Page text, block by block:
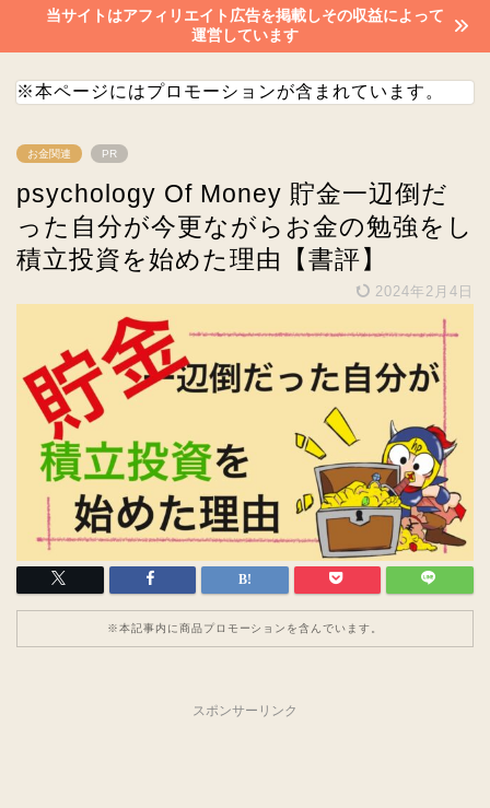
当サイトはアフィリエイト広告を掲載しその収益によって
運営しています
※本ページにはプロモーションが含まれています。
お金関連 PR
psychology Of Money 貯金一辺倒だ
った自分が今更ながらお金の勉強をし
積立投資を始めた理由【書評】
2024年2月4日
※本記事内に商品プロモーションを含んでいます。
スポンサーリンク